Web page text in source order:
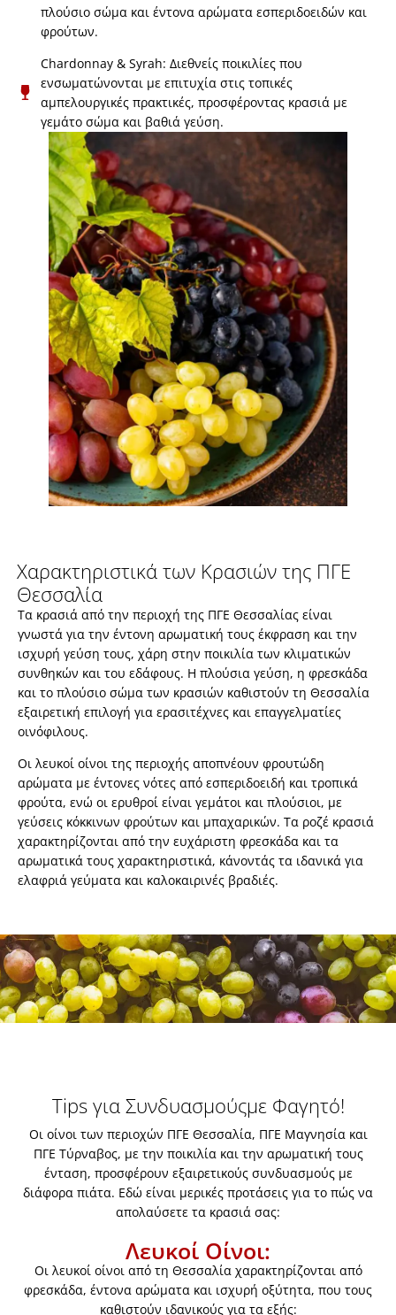
πλούσιο σώμα και έντονα αρώματα εσπεριδοειδών και
φρούτων.
Chardonnay & Syrah: Διεθνείς ποικιλίες που
ενσωματώνονται με επιτυχία στις τοπικές
αμπελουργικές πρακτικές, προσφέροντας κρασιά με
γεμάτο σώμα και βαθιά γεύση.
Χαρακτηριστικά των Κρασιών της ΠΓΕ
Θεσσαλία
Τα κρασιά από την περιοχή της ΠΓΕ Θεσσαλίας είναι
γνωστά για την έντονη αρωματική τους έκφραση και την
ισχυρή γεύση τους, χάρη στην ποικιλία των κλιματικών
συνθηκών και του εδάφους. Η πλούσια γεύση, η φρεσκάδα
και το πλούσιο σώμα των κρασιών καθιστούν τη Θεσσαλία
εξαιρετική επιλογή για ερασιτέχνες και επαγγελματίες
οινόφιλους.
Οι λευκοί οίνοι της περιοχής αποπνέουν φρουτώδη
αρώματα με έντονες νότες από εσπεριδοειδή και τροπικά
φρούτα, ενώ οι ερυθροί είναι γεμάτοι και πλούσιοι, με
γεύσεις κόκκινων φρούτων και μπαχαρικών. Τα ροζέ κρασιά
χαρακτηρίζονται από την ευχάριστη φρεσκάδα και τα
αρωματικά τους χαρακτηριστικά, κάνοντάς τα ιδανικά για
ελαφριά γεύματα και καλοκαιρινές βραδιές.
Tips για Συνδυασμούςμε Φαγητό!
Οι οίνοι των περιοχών ΠΓΕ Θεσσαλία, ΠΓΕ Μαγνησία και
ΠΓΕ Τύρναβος, με την ποικιλία και την αρωματική τους
ένταση, προσφέρουν εξαιρετικούς συνδυασμούς με
διάφορα πιάτα. Εδώ είναι μερικές προτάσεις για το πώς να
απολαύσετε τα κρασιά σας:
Λευκοί Οίνοι:
Οι λευκοί οίνοι από τη Θεσσαλία χαρακτηρίζονται από
φρεσκάδα, έντονα αρώματα και ισχυρή οξύτητα, που τους
καθιστούν ιδανικούς για τα εξής: